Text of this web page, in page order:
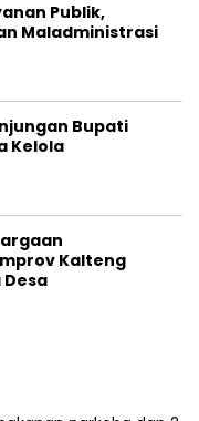
Publik,
Maladministrasi
Bupati
Kelola
Kalteng